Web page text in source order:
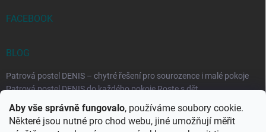
Aby vše správně fungovalo, používáme soubory cookie.
Některé jsou nutné pro chod webu, jiné umožňují měřit
FACEBOOK
BLOG
Patrová postel DENIS – chytré řešení pro sourozence i malé pokoje
Patrová postel DENIS do každého pokoje Roste s dět...
Rozkládací postele RELAX – ideální řešení pro malé prostory i
každodenní spaní